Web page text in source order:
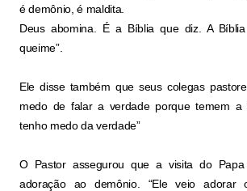
é demônio, é maldita.
Deus abomina. É a Bíblia que diz. A
queime”.
Ele disse também que seus colegas
medo de falar a verdade porque temem a
tenho medo da verdade”
O Pastor assegurou que a visita do
adoração ao demônio. “Ele veio